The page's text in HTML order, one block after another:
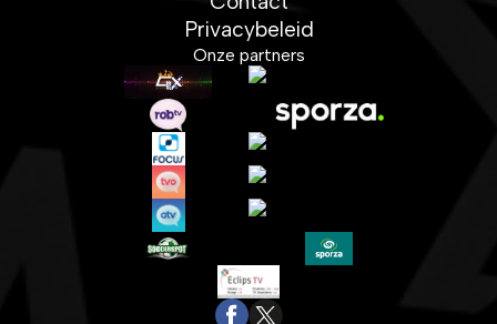
Privacybeleid
Onze partners